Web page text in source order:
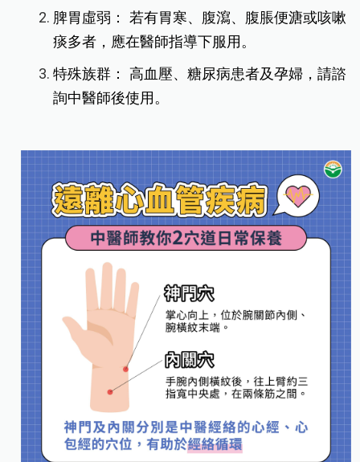
脾胃虛弱： 若有胃寒、腹瀉、腹脹便溏或咳嗽
痰多者，應在醫師指導下服用。
特殊族群： 高血壓、糖尿病患者及孕婦，請諮
詢中醫師後使用。